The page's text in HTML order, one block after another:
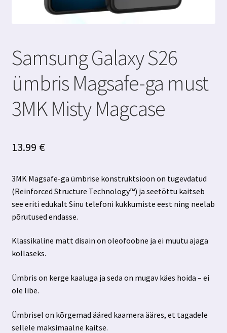
Samsung Galaxy S26
ümbris Magsafe-ga must
3MK Misty Magcase
13.99 €
3MK Magsafe-ga ümbrise konstruktsioon on tugevdatud
(Reinforced Structure Technology™) ja seetõttu kaitseb
see eriti edukalt Sinu telefoni kukkumiste eest ning neelab
põrutused endasse.
Klassikaline matt disain on oleofoobne ja ei muutu ajaga
kollaseks.
Ümbris on kerge kaaluga ja seda on mugav käes hoida – ei
ole libe.
Ümbrisel on kõrgemad ääred kaamera ääres, et tagadele
sellele maksimaalne kaitse.